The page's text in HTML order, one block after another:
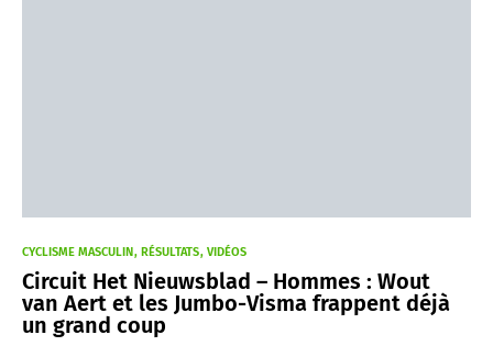
CYCLISME MASCULIN RÉSULTATS VIDÉOS
Circuit Het Nieuwsblad – Hommes : Wout
van Aert et les Jumbo-Visma frappent déjà
un grand coup